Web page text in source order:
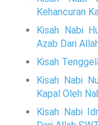
Kehancuran
Kisah Nabi
Azab Dari
Kisah
Kisah Nabi
Kapal Oleh
Kisah Nabi